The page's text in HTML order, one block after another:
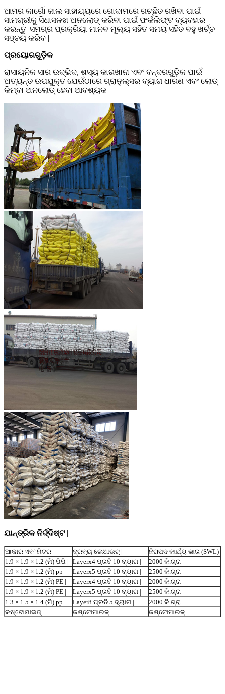
ଆମର କାର୍ଗୋ ଜାଲ ସାହାଯ୍ୟରେ ଗୋଦାମରେ ଗଚ୍ଛିତ ରଖିବା ପାଇଁ
ସାମଗ୍ରୀକୁ ସିଧାସଳଖ ଅନଲୋଡ୍ କରିବା ପାଇଁ ଫର୍କଲିଫ୍ଟ ବ୍ୟବହାର
କରନ୍ତୁ |ସମଗ୍ର ପ୍ରକ୍ରିୟା ମାନବ ମୂଲ୍ୟ ସହିତ ସମୟ ସହିତ ବହୁ ଖର୍ଚ୍ଚ
ସଞ୍ଚୟ କରିବ |
ପ୍ରୟୋଗଗୁଡ଼ିକ
ରାସାୟନିକ ସାର ଉଦ୍ଭିଦ, ଶସ୍ୟ କାରଖାନା ଏବଂ ବନ୍ଦରଗୁଡ଼ିକ ପାଇଁ
ଅତ୍ୟନ୍ତ ଉପଯୁକ୍ତ ଯେଉଁଠାରେ ଗ୍ରାନୁଲ୍ସର ବ୍ୟାଗ ଧାରଣ ଏବଂ ଲୋଡ୍
କିମ୍ବା ଅନଲୋଡ୍ ହେବା ଆବଶ୍ୟକ |
ଯାନ୍ତ୍ରିକ ନିର୍ଦ୍ଦିଷ୍ଟ |
ଆକାର ଏବଂ ମିଟର ଦ୍ରବ୍ୟ ଲେଆଉଟ୍ |
ନିରାପଦ କାର୍ଯ୍ୟ ଭାର (SWL)
1.9 × 1.9 × 1.2 (ମି) ପିପି | Layerx4 ପ୍ରତି 10 ବ୍ୟାଗ |
2000 କି.ଗ୍ରା
1.9 × 1.9 × 1.2 (ମି) pp
Layerx5 ପ୍ରତି 10 ବ୍ୟାଗ |
2500 କି.ଗ୍ରା
1.9 × 1.9 × 1.2 (ମି) PE |
Layerx4 ପ୍ରତି 10 ବ୍ୟାଗ |
2000 କି.ଗ୍ରା
1.9 × 1.9 × 1.2 (ମି) PE |
Layerx5 ପ୍ରତି 10 ବ୍ୟାଗ |
2500 କି.ଗ୍ରା
1.3 × 1.5 × 1.4 (ମି) pp
Layer8 ପ୍ରତି 5 ବ୍ୟାଗ |
2000 କି.ଗ୍ରା
କଷ୍ଟୋମାଇଜ୍
କଷ୍ଟୋମାଇଜ୍ କଷ୍ଟୋମାଇଜ୍